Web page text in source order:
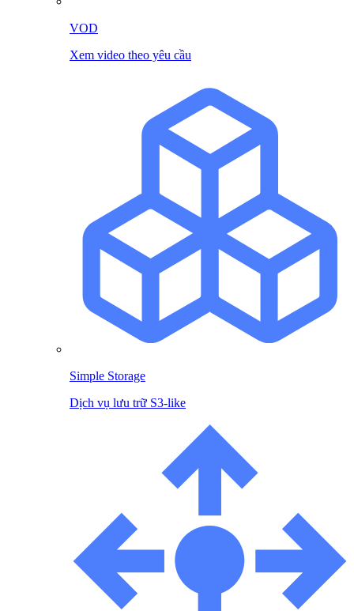
VOD
Xem video theo yêu cầu
Simple Storage
Dịch vụ lưu trữ S3-like